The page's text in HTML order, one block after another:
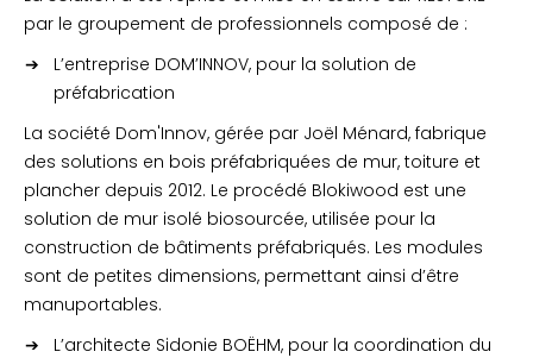
par le groupement de professionnels composé de :
L’entreprise DOM’INNOV, pour la solution de
préfabrication
La société Dom'Innov, gérée par Joël Ménard, fabrique
des solutions en bois préfabriquées de mur, toiture et
plancher depuis 2012. Le procédé Blokiwood est une
solution de mur isolé biosourcée, utilisée pour la
construction de bâtiments préfabriqués. Les modules
sont de petites dimensions, permettant ainsi d’être
manuportables.
L’architecte Sidonie BOËHM, pour la coordination du